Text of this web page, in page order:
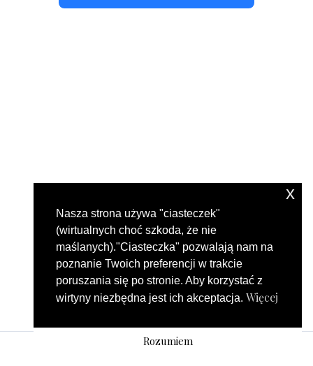
Nasza strona używa "ciasteczek"
(wirtualnych choć szkoda, że nie
maślanych)."Ciasteczka" pozwalają nam na
poznanie Twoich preferencji w trakcie
poruszania się po stronie. Aby korzystać z
wirtyny niezbędna jest ich akceptacja. Więcej
Rozumiem
x